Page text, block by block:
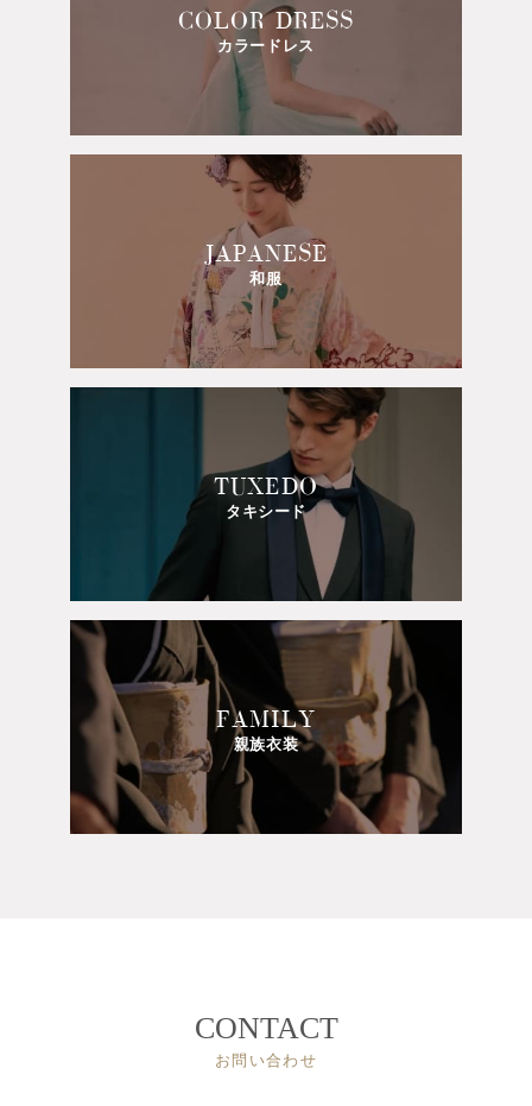
COLOR DRESS
カラードレス
JAPANESE
和服
TUXEDO
タキシード
FAMILY
親族衣装
CONTACT
お問い合わせ